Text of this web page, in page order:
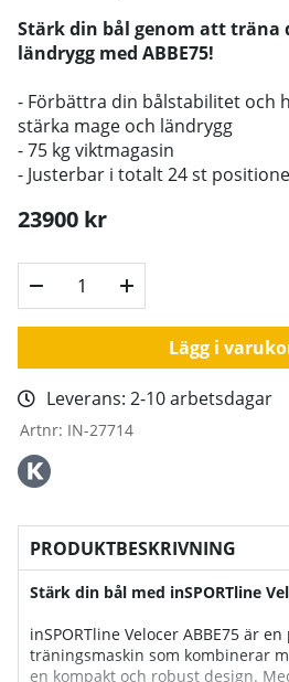
Stärk din bål genom att träna
ländrygg med ABBE75!
- Förbättra din bålstabilitet och
stärka mage och ländrygg
- 75 kg viktmagasin
- Justerbar i totalt 24 st
23900 kr
Lägg i
Leverans: 2-10 arbetsdagar
Artnr: IN-27714
PRODUKTBESKRIVNING
Stärk din bål med inSPORTline
inSPORTline Velocer ABBE75 är
träningsmaskin som kombinerar
en kompakt och robust design.